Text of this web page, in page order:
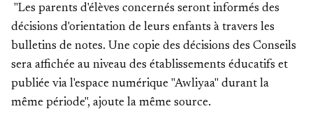
"Les parents d'élèves concernés seront informés des
décisions d'orientation de leurs enfants à travers les
bulletins de notes. Une copie des décisions des Conseils
sera affichée au niveau des établissements éducatifs et
publiée via l'espace numérique "Awliyaa" durant la
même période", ajoute la même source.